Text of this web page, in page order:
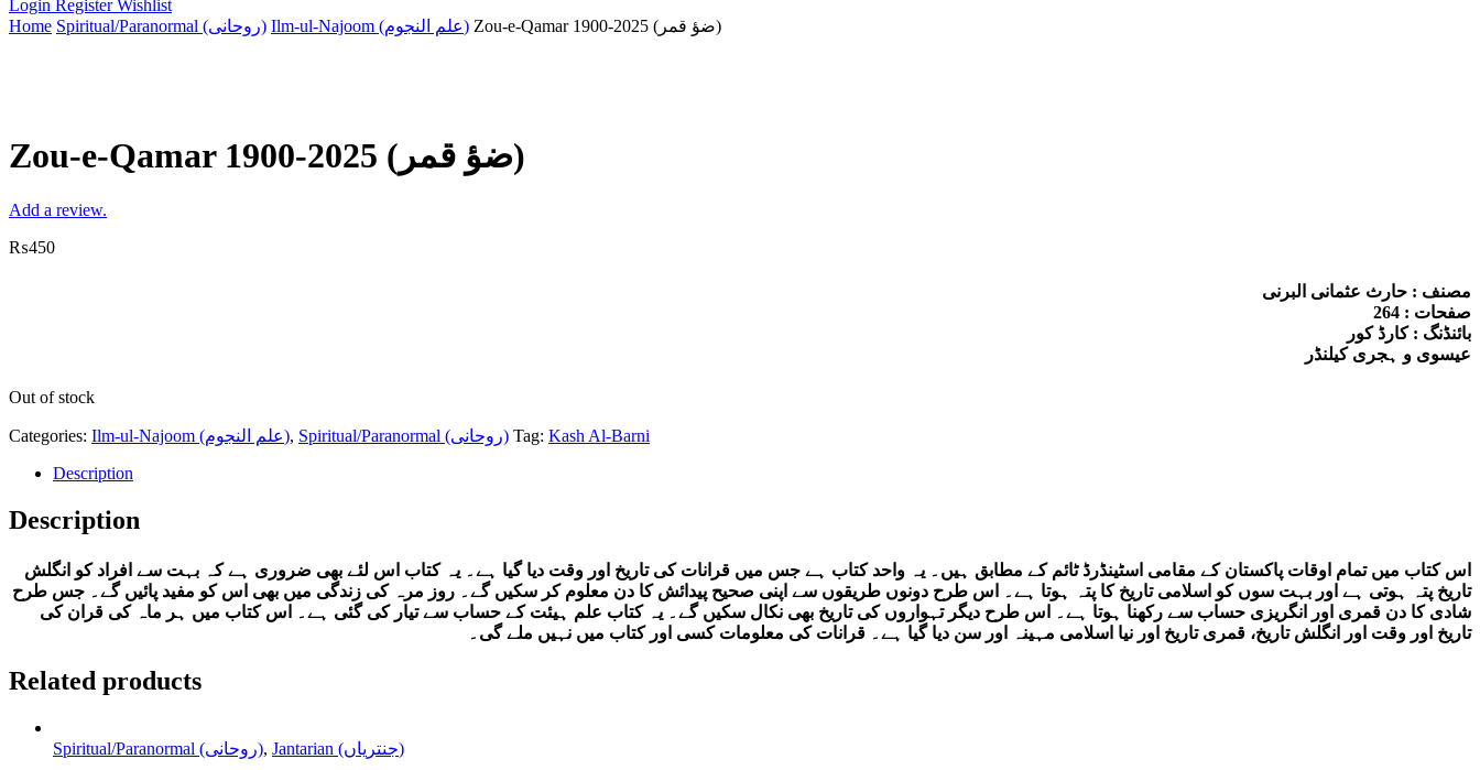
Login RegisterWishlist
Home
Spiritual/Paranormal (روحانی) Ilm-ul-Najoom (علم النجوم) Zou-e-Qamar 1900-2025 (ضؤ قمر)
Zou-e-Qamar 1900-2025 (ضؤ قمر)
Add a review.
₨450
مصنف : حارث عثمانی البرنی
صفحات : 264
بائنڈنگ : کارڈ کور
عیسوی و ہجری کیلنڈر
Out of stock
Categories: Ilm-ul-Najoom (علم النجوم), Spiritual/Paranormal (روحانی) Tag: Kash Al-Barni
Description
Description
اس کتاب میں تمام اوقات پاکستان کے مقامی اسٹینڈرڈ ٹائم کے مطابق ہیں۔ یہ واحد کتاب ہے جس میں قرانات کی تاریخ اور وقت دیا گیا ہے۔ یہ کتاب اس لئے بھی ضروری ہے کہ بہت سے افراد کو انگلش
تاریخ پتہ ہوتی ہے اور بہت سوں کو اسلامی تاریخ کا پتہ ہوتا ہے۔ اس طرح دونوں طریقوں سے اپنی صحیح پیدائش کا دن معلوم کر سکیں گے۔ روز مرہ کی زندگی میں بھی اس کو مفید پائیں گے۔ جس طرح
شادی کا دن قمری اور انگریزی حساب سے رکھنا ہوتا ہے۔ اس طرح دیگر تہواروں کی تاریخ بھی نکال سکیں گے۔ یہ کتاب علم ہیئت کے حساب سے تیار کی گئی ہے۔ اس کتاب میں ہر ماہ کی قران کی
تاریخ اور وقت اور انگلش تاریخ، قمری تاریخ اور نیا اسلامی مہینہ اور سن دیا گیا ہے۔ قرانات کی معلومات کسی اور کتاب میں نہیں ملے گی۔
Related products
Spiritual/Paranormal (روحانی), Jantarian (جنتریاں)